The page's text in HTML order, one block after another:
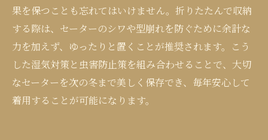
果を保つことも忘れてはいけません。折りたたんで収納
する際は、セーターのシワや型崩れを防ぐために余計な
力を加えず、ゆったりと置くことが推奨されます。こう
した湿気対策と虫害防止策を組み合わせることで、大切
なセーターを次の冬まで美しく保存でき、毎年安心して
着用することが可能になります。